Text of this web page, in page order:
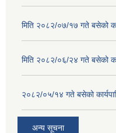
मिति २०८२/०७/१७ गते बसेको
मिति २०८२/०६/२४ गते बसेको
२०८२/०५/१४ गते बसेको
अन्य सूचना